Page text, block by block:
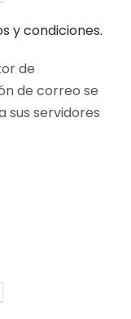
y condiciones.
de
de correo se
servidores